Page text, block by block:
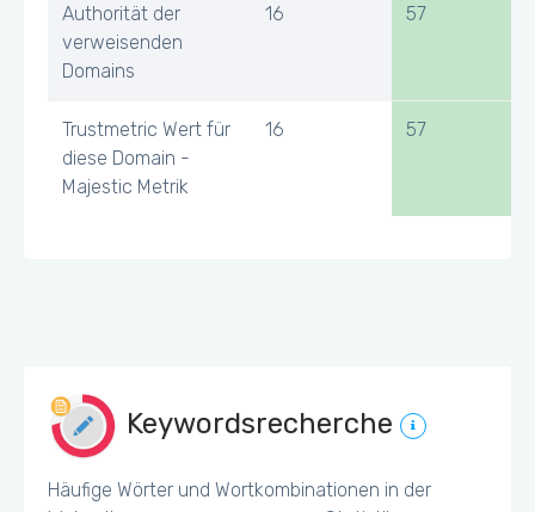
Authorität der
verweisenden
Domains
16 57
Trustmetric Wert für
diese Domain -
Majestic Metrik
16 57
Keywordsrecherche
Häufige Wörter und Wortkombinationen in der